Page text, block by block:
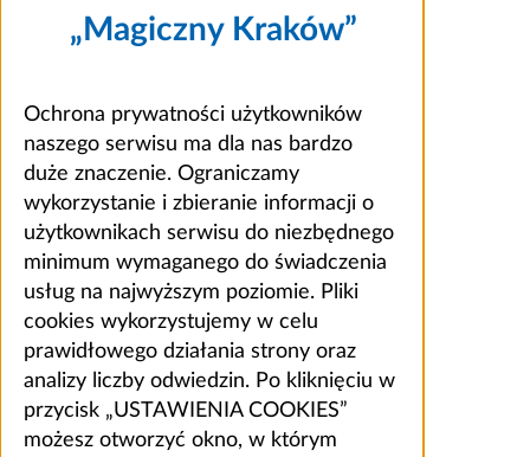
„Magiczny Kraków”
Ochrona prywatności użytkowników
naszego serwisu ma dla nas bardzo
duże znaczenie. Ograniczamy
wykorzystanie i zbieranie informacji o
użytkownikach serwisu do niezbędnego
minimum wymaganego do świadczenia
usług na najwyższym poziomie. Pliki
cookies wykorzystujemy w celu
prawidłowego działania strony oraz
analizy liczby odwiedzin. Po kliknięciu w
przycisk „USTAWIENIA COOKIES”
możesz otworzyć okno, w którym